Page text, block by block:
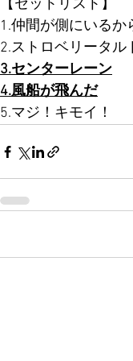
【セットリスト】
1.仲間が側にいるか
2.ストロベリータル
3.センターレーン
4.風船が飛んだ
5.マジ！キモイ！